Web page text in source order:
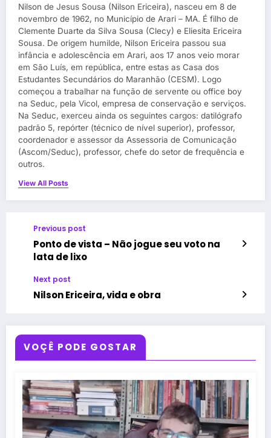
Nilson de Jesus Sousa (Nilson Ericeira), nasceu em 8 de
novembro de 1962, no Município de Arari – MA. É filho de
Clemente Duarte da Silva Sousa (Clecy) e Eliesita Ericeira
Sousa. De origem humilde, Nilson Ericeira passou sua
infância e adolescência em Arari, aos 17 anos veio morar
em São Luís, em república, entre estas as Casa dos
Estudantes Secundários do Maranhão (CESM). Logo
começou a trabalhar na função de servente ou office boy
na Seduc, pela Vicol, empresa de conservação e serviços.
Na Seduc, exerceu ainda os seguintes cargos: datilógrafo
padrão 5, repórter (técnico de nível superior), professor,
coordenador e assessor da Assessoria de Comunicação
(Ascom/Seduc), professor, chefe do setor de frequência e
outros.
View All Posts
Previous post
Ponto de vista – Não jogue seu voto na
lata de lixo
Next post
Nilson Ericeira, vida e obra
VOÇÊ PODE GOSTAR